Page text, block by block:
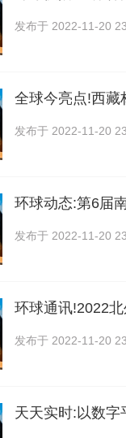
发布于 2022-11-20
全球今亮点!西藏
发布于 2022-11-20
环球动态:第6届
发布于 2022-11-20
环球通讯!2022
发布于 2022-11-20
天天实时:以数字